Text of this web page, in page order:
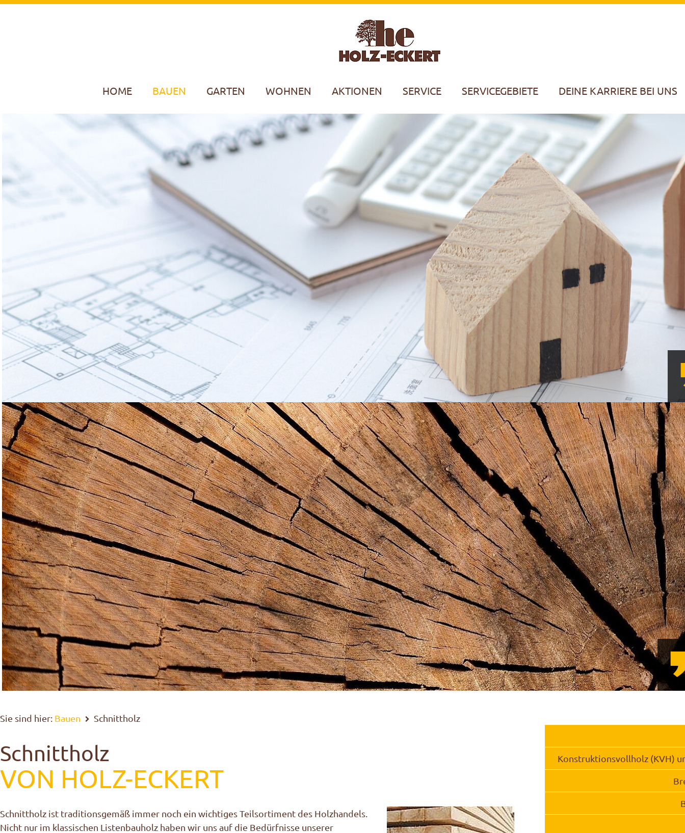
HOME BAUEN GARTEN WOHNEN AKTIONEN SERVICE SERVICEGEBIETE DEINE KARRIERE BEI UNS
Sie sind hier: Bauen Schnittholz
Schnittholz
VON HOLZ-ECKERT
Schnittholz ist traditionsgemäß immer noch ein wichtiges Teilsortiment des Holzhandels.
Nicht nur im klassischen Listenbauholz haben wir uns auf die Bedürfnisse unserer
Konstruktionsvollholz (KVH)